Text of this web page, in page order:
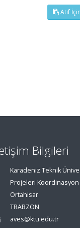
Atıf
Bilgileri
Karadeniz Teknik
Projeleri Koordinasyon
Ortahisar
TRABZON
aves@ktu.edu.tr